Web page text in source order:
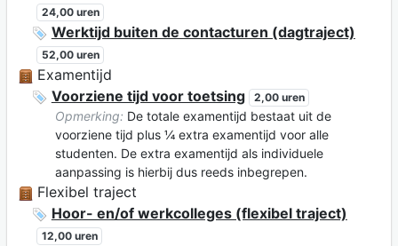
24,00 uren
Werktijd buiten de contacturen (dagtraject)
52,00 uren
Examentijd
Voorziene tijd voor toetsing
2,00 uren
Opmerking: De totale examentijd bestaat uit de
voorziene tijd plus ¼ extra examentijd voor alle
studenten. De extra examentijd als individuele
aanpassing is hierbij dus reeds inbegrepen.
Flexibel traject
Hoor- en/of werkcolleges (flexibel traject)
12,00 uren